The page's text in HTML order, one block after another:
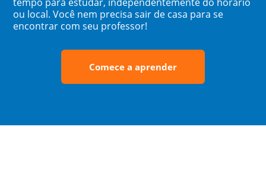
ou local. Você nem precisa sair de casa para se
encontrar com seu professor!
Comece a aprender